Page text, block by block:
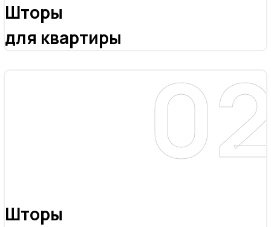
Шторы
для квартиры
Шторы